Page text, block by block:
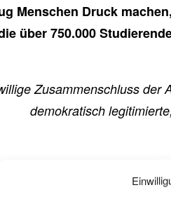
Menschen Druck
über 750.000
Zusammenschluss
demokratisch
Abgeordneten schreiben!